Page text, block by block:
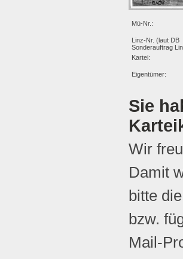
Mü-Nr.:
Linz-Nr. (laut DB
Sonderauftrag
Kartei:
Eigentümer:
Sie
Wir
Damit
bitte
bzw.
Mail-